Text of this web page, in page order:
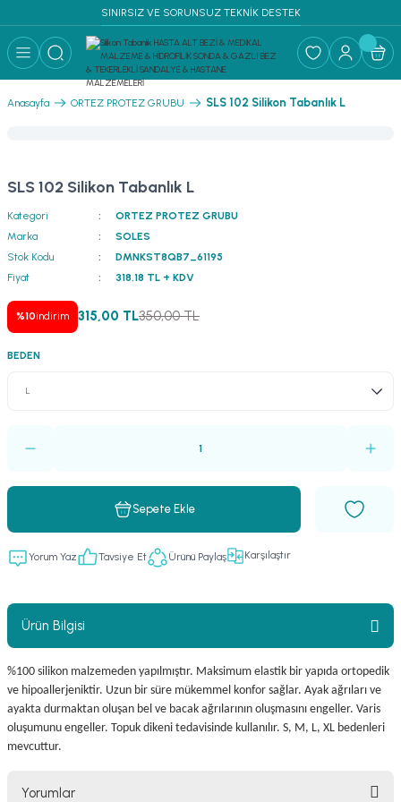
SINIRSIZ VE SORUNSUZ TEKNİK DESTEK
MALZEME ↓
Anasayfa ORTEZ PROTEZ GRUBU SLS 102 Silikon Tabanlık L
SLS 102 Silikon Tabanlık L
Kategori
ORTEZ PROTEZ GRUBU
Marka
SOLES
Stok Kodu
DMNKST8QB7_61195
Fiyat
318,18 TL + KDV
%10indirim 315,00 TL350,00 TL
BEDEN
Sepete Ekle
Yorum Yaz Tavsiye Et Ürünü Paylaş Karşılaştır
Ürün Bilgisi
%100 silikon malzemeden yapılmıştır. Maksimum elastik bir yapıda ortopedik
ve hipoallerjeniktir. Uzun bir süre mükemmel konfor sağlar. Ayak ağrıları ve
ayakta durmaktan oluşan bel ve bacak ağrılarının oluşmasını engeller. Varis
oluşumunu engeller. Topuk dikeni tedavisinde kullanılır. S, M, L, XL bedenleri
mevcuttur.
Yorumlar